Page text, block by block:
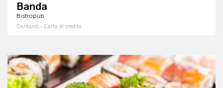
Banda
Bistropub
Contanti · Carta di credito